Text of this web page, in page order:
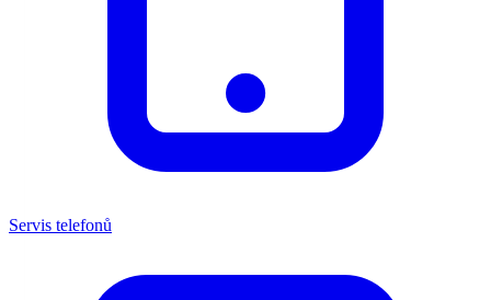
Servis telefonů